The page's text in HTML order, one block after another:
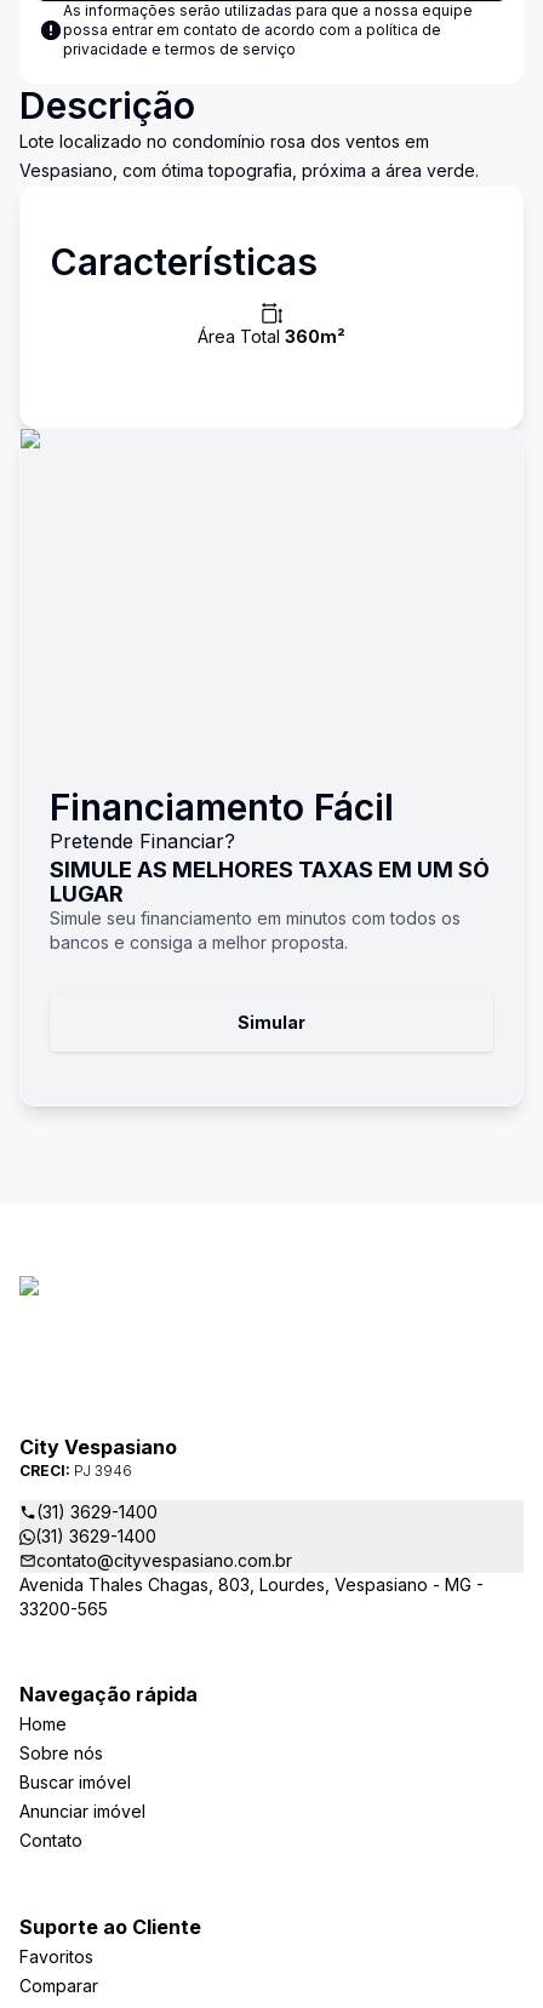
As informações serão utilizadas para que a nossa equipe
possa entrar em contato de acordo com a política de
privacidade e termos de serviço
Descrição
Lote localizado no condomínio rosa dos ventos em
Vespasiano, com ótima topografia, próxima a área verde.
Características
Área Total 360m²
Financiamento Fácil
Pretende Financiar?
SIMULE AS MELHORES TAXAS EM UM SÓ
LUGAR
Simule seu financiamento em minutos com todos os
bancos e consiga a melhor proposta.
Simular
City Vespasiano
CRECI: PJ 3946
(31) 3629-1400
(31) 3629-1400
contato@cityvespasiano.com.br
Avenida Thales Chagas, 803, Lourdes, Vespasiano - MG -
33200-565
Navegação rápida
Home
Sobre nós
Buscar imóvel
Anunciar imóvel
Contato
Suporte ao Cliente
Favoritos
Comparar